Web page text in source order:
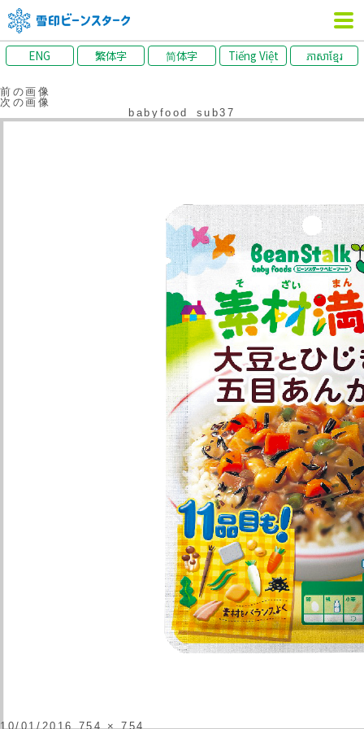
ENG 繁体字 简体字 Tiếng Việt ភាសាខ្មែរ
前の画像
次の画像
babyfood_sub37
投
10/01/2016 フ
754 × 754